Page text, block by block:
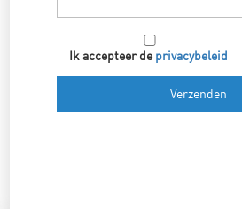
Ik accepteer de privacybeleid